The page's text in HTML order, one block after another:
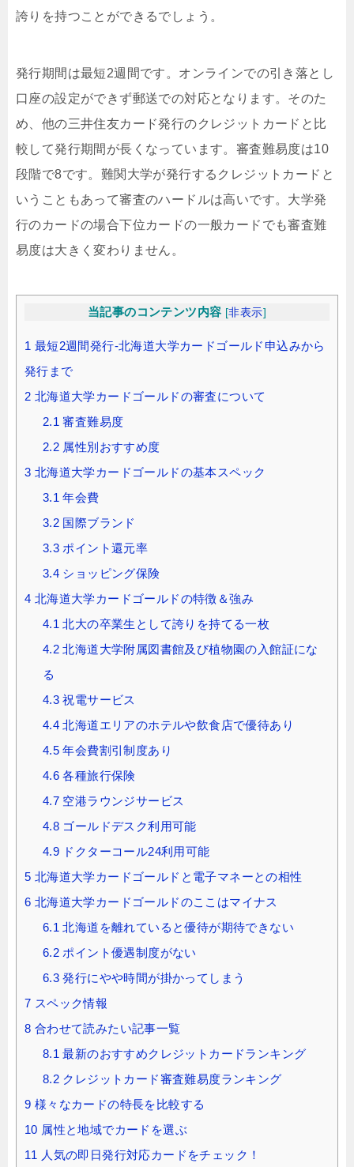
誇りを持つことができるでしょう。
発行期間は最短2週間です。オンラインでの引き落とし
口座の設定ができず郵送での対応となります。そのた
め、他の三井住友カード発行のクレジットカードと比
較して発行期間が長くなっています。審査難易度は10
段階で8です。難関大学が発行するクレジットカードと
いうこともあって審査のハードルは高いです。大学発
行のカードの場合下位カードの一般カードでも審査難
易度は大きく変わりません。
当記事のコンテンツ内容 [非表示]
1 最短2週間発行-北海道大学カードゴールド申込みから
発行まで
2 北海道大学カードゴールドの審査について
2.1 審査難易度
2.2 属性別おすすめ度
3 北海道大学カードゴールドの基本スペック
3.1 年会費
3.2 国際ブランド
3.3 ポイント還元率
3.4 ショッピング保険
4 北海道大学カードゴールドの特徴＆強み
4.1 北大の卒業生として誇りを持てる一枚
4.2 北海道大学附属図書館及び植物園の入館証にな
る
4.3 祝電サービス
4.4 北海道エリアのホテルや飲食店で優待あり
4.5 年会費割引制度あり
4.6 各種旅行保険
4.7 空港ラウンジサービス
4.8 ゴールドデスク利用可能
4.9 ドクターコール24利用可能
5 北海道大学カードゴールドと電子マネーとの相性
6 北海道大学カードゴールドのここはマイナス
6.1 北海道を離れていると優待が期待できない
6.2 ポイント優遇制度がない
6.3 発行にやや時間が掛かってしまう
7 スペック情報
8 合わせて読みたい記事一覧
8.1 最新のおすすめクレジットカードランキング
8.2 クレジットカード審査難易度ランキング
9 様々なカードの特長を比較する
10 属性と地域でカードを選ぶ
11 人気の即日発行対応カードをチェック！